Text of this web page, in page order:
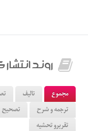
روند
مجموع تالیف
ترجمه و شرح
تصحیح
تقریرو تحشیه